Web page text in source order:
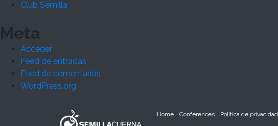
Club Semilla
Meta
Acceder
Feed de entradas
Feed de comentarios
WordPress.org
Home Conferences Política de privacidad